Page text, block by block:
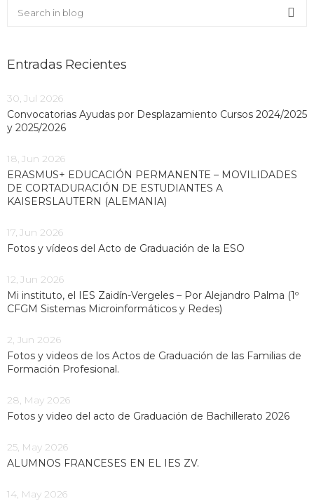
Buscar en el blog
Entradas Recientes
30, Jul 2026
Convocatorias Ayudas por Desplazamiento Cursos 2024/2025
y 2025/2026
18, Jun 2026
ERASMUS+ EDUCACIÓN PERMANENTE – MOVILIDADES
DE CORTADURACIÓN DE ESTUDIANTES A
KAISERSLAUTERN (ALEMANIA)
17, Jun 2026
Fotos y vídeos del Acto de Graduación de la ESO
12, Jun 2026
Mi instituto, el IES Zaidín-Vergeles – Por Alejandro Palma (1º
CFGM Sistemas Microinformáticos y Redes)
2, Jun 2026
Fotos y videos de los Actos de Graduación de las Familias de
Formación Profesional.
28, May 2026
Fotos y video del acto de Graduación de Bachillerato 2026
25, May 2026
ALUMNOS FRANCESES EN EL IES ZV.
14, May 2026